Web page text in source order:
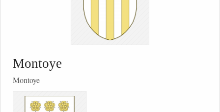
Montoye
Montoye